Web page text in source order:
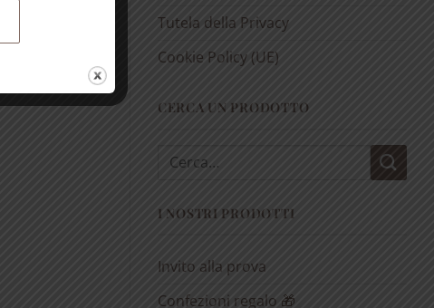
Tutela della Privacy
Cookie Policy (UE)
CERCA UN PRODOTTO
Cerca:
I NOSTRI PRODOTTI
Invito alla prova
Confezioni regalo 🎁